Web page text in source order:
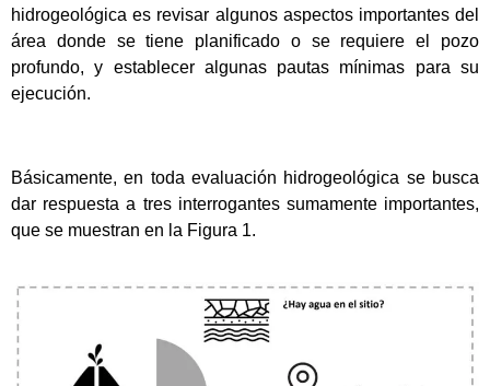
hidrogeológica es revisar algunos aspectos importantes del
área donde se tiene planificado o se requiere el pozo
profundo, y establecer algunas pautas mínimas para su
ejecución.
Básicamente, en toda evaluación hidrogeológica se busca
dar respuesta a tres interrogantes sumamente importantes,
que se muestran en la Figura 1.